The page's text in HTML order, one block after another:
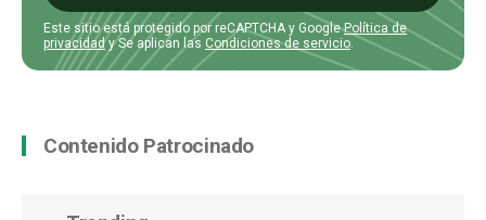
Este sitio está protegido por reCAPTCHA y GooglePolítica de
privacidady Se aplican las Condiciones de servicio
Contenido Patrocinado